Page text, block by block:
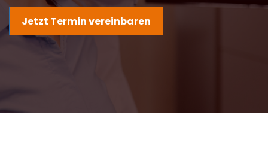
Jetzt Termin vereinbaren